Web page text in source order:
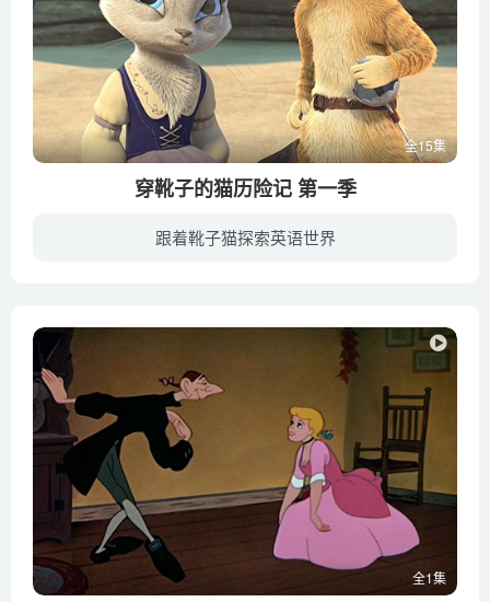
全15集
穿靴子的猫历险记 第一季
跟着靴子猫探索英语世界
全1集